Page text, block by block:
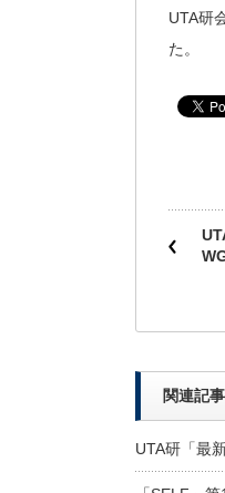
UTA研
た。
関連記事
UTA研「最